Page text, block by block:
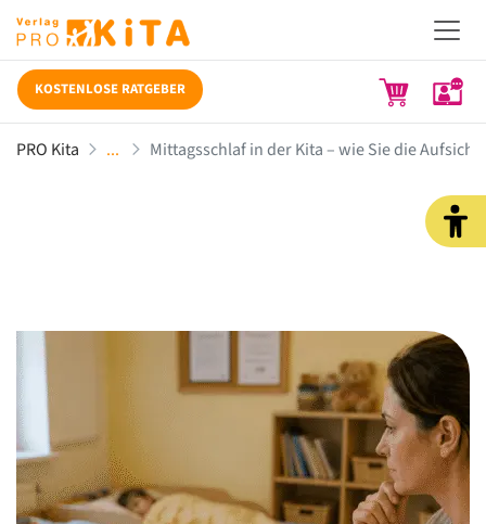
KOSTENLOSE RATGEBER
PRO Kita Mittagsschlaf in der Kita – wie Sie die